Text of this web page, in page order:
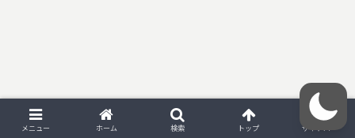
メニュー ホーム 検索 トップ サイドバー